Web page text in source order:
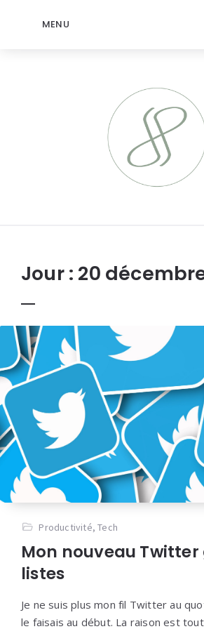
MENU
Jour : 20
Productivité,Tech
Mon nouveau
listes
Je ne suis plus mon fil Twitter au
le faisais au début. La raison est